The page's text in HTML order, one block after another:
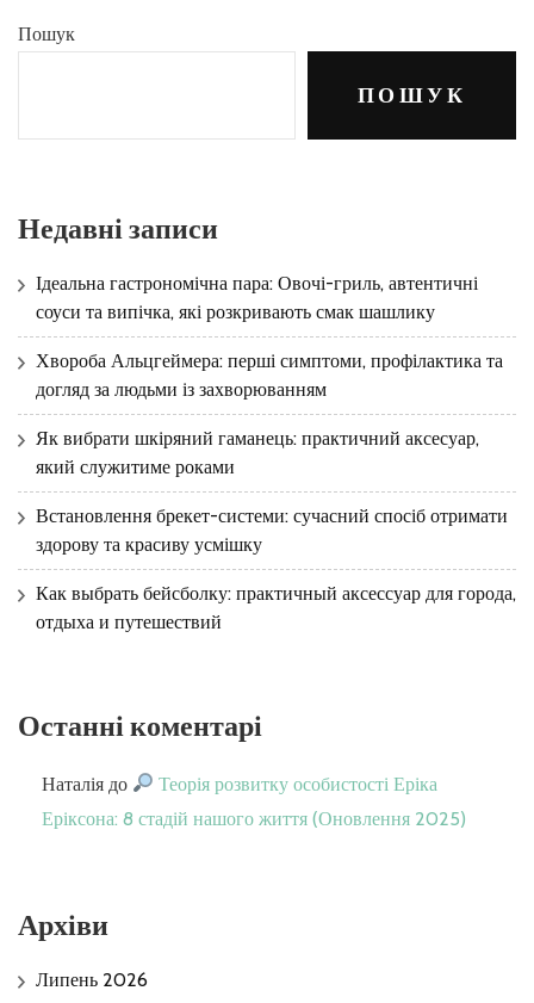
Пошук
ПОШУК
Недавні записи
Ідеальна гастрономічна пара: Овочі-гриль, автентичні
соуси та випічка, які розкривають смак шашлику
Хвороба Альцгеймера: перші симптоми, профілактика та
догляд за людьми із захворюванням
Як вибрати шкіряний гаманець: практичний аксесуар,
який служитиме роками
Встановлення брекет-системи: сучасний спосіб отримати
здорову та красиву усмішку
Как выбрать бейсболку: практичный аксессуар для города,
отдыха и путешествий
Останні коментарі
Наталія до
Теорія розвитку особистості Еріка
Еріксона: 8 стадій нашого життя (Оновлення 2025)
Архіви
Липень 2026